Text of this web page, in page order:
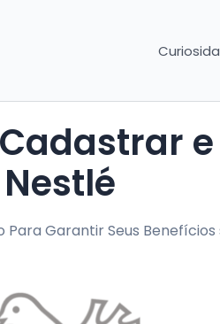
Para Garantir Seus